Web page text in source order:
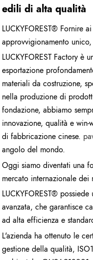
edili di alta qualità
LUCKYFOREST® Fornire
approvvigionamento
LUCKYFOREST Factory è
esportazione
materiali da costruzione,
nella produzione di
fondazione, abbiamo
innovazione, qualità e
di fabbricazione cinese.
angolo del mondo.
Oggi siamo diventati una
mercato internazionale dei
LUCKYFOREST®
avanzata, che garantisce
ad alta efficienza e
L'azienda ha ottenuto le
gestione della qualità,